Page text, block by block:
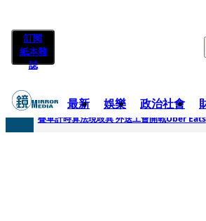
訂閱
紙本雜
誌
最新 娛樂 政治社會
快訊
疊單計時算法現歧異 外送工會開戰Uber Eats